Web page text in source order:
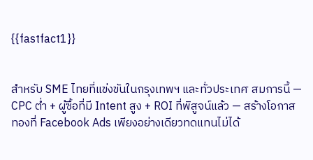
{{fastfact1}}
สำหรับ SME ไทยที่แข่งขันในกรุงเทพฯ และทั่วประเทศ สมการนี้ —
CPC ต่ำ + ผู้ซื้อที่มี Intent สูง + ROI ที่พิสูจน์แล้ว — สร้างโอกาส
ทองที่ Facebook Ads เพียงอย่างเดียวทดแทนไม่ได้